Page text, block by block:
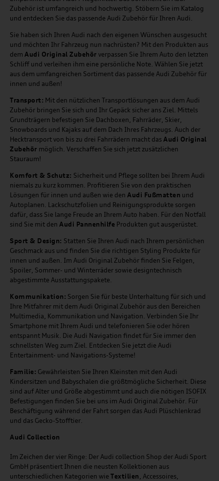
Zubehör ist umfangreich und hochwertig. Stöbern Sie im Katalog
und entdecken Sie das passende Audi Zubehör für Ihren Audi.
Sie haben sich Ihren Audi nach den eigenen Wünschen ausgesucht
und möchten Ihr Fahrzeug nun nachrüsten? Mit den Produkten aus
dem Audi Original Zubehör verpassen Sie Ihrem Auto den letzten
Schliff und verleihen ihm eine persönliche Note. Wählen Sie jetzt
aus dem umfangreichen Sortiment das passende Audi Zubehör für
innen und außen!
Transport: Mit den nützlichen Transportlösungen aus dem Audi
Zubehör bringen Sie sich und Ihr Gepäck sicher ans Ziel. Mittels
Grundträgern befestigen Sie Dachboxen, Fahrräder, Skier,
Snowboards und Kajaks auf dem Dach Ihres Fahrzeugs. Auch der
Hecktransport von bis zu drei Fahrrädern macht dasAudi Original
Zubehör möglich. Verschaffen Sie sich jetzt zusätzlichen
Stauraum!
Komfort & Schutz: Sicherheit und Pflege sollten bei Ihrem Audi
niemals zu kurz kommen. Profitieren Sie von den praktischen
Lösungen für innen und außen wie den Audi Fußmatten und
Autoplanen. Lackschutzfolien und Reinigungsprodukte sorgen
dafür, dass Sie lange Freude an Ihrem Auto haben. Für den Notfall
sind Sie mit den Audi Pannenhilfe Produkten gut ausgerüstet.
Sport & Design: Statten Sie Ihren Audi nach Ihrem persönlichen
Geschmack aus und finden Sie die richtigen Styling Produkte für
innen und außen. Im Audi Original Zubehör finden Sie Felgen,
Spoiler, Sommer- und Winterräder sowie designtechnisch
abgestimmte Ausstattungspakete.
Kommunikation: Sorgen Sie für beste Unterhaltung für sich und
Ihre Mitfahrer mit dem Audi Original Zubehör aus den Bereichen
Multimedia, Kommunikation und Navigation. Verbinden Sie Ihr
Smartphone mit Ihrem Audi und telefonieren Sie oder hören
entspannt Musik. Die Audi Navigation findet für Sie immer den
schnellsten Weg zum Ziel. Entdecken Sie jetzt die Audi
Entertainment- und Navigations-Systeme!
Familie: Gewährleisten Sie Ihren Kleinsten mit den Audi
Kindersitzen und Babyschalen die größtmögliche Sicherheit. Diese
sind auf Alter und Größe abgestimmt und auch die nötigen ISOFIX
Befestigungen finden Sie bei uns im Audi Original Zubehör. Für
Beschäftigung während der Fahrt sorgen das Audi Plüschlenkrad
und das Gecko-Stofftier.
Audi Collection
Im Zeichen der vier Ringe: Der Audi collection Shop der Audi Sport
GmbH präsentiert Ihnen die neusten Kollektionen aus
unterschiedlichen Kategorien wie Textilien, Accessoires,